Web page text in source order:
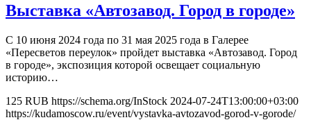
Выставка «Автозавод. Город в городе»
С 10 июня 2024 года по 31 мая 2025 года в Галерее
«Пересветов переулок» пройдет выставка «Автозавод. Город
в городе», экспозиция которой освещает социальную
историю…
125 RUB https://schema.org/InStock 2024-07-24T13:00:00+03:00
https://kudamoscow.ru/event/vystavka-avtozavod-gorod-v-gorode/